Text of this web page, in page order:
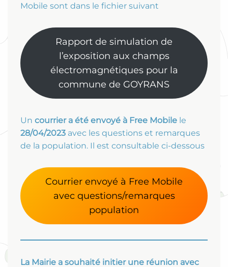
Mobile sont dans le fichier suivant
Rapport de simulation de
l’exposition aux champs
électromagnétiques pour la
commune de GOYRANS
Un courrier a été envoyé à Free Mobile le
28/04/2023 avec les questions et remarques
de la population. Il est consultable ci-dessous
Courrier envoyé à Free Mobile
avec questions/remarques
population
La Mairie a souhaité initier une réunion avec